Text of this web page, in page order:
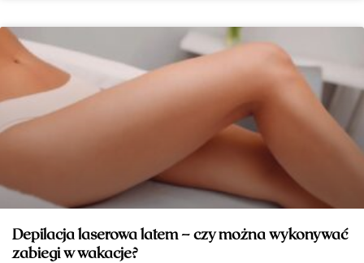
Depilacja laserowa latem – czy można wykonywać
zabiegi w wakacje?